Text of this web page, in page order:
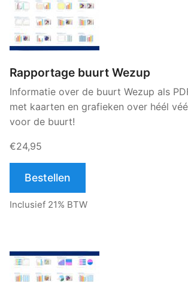
Rapportage buurt Wezup
Informatie over de buurt Wezup als
met kaarten en grafieken over héél
voor de buurt!
€24,95
Bestellen
Inclusief 21% BTW